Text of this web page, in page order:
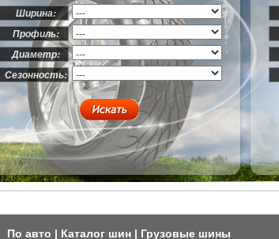
Ширина:
Профиль:
Диаметр:
Сезонность:
По авто | Каталог шин | Грузовые шины